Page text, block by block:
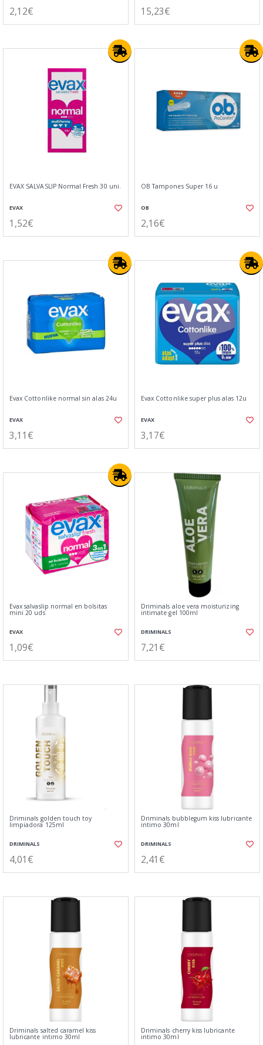
2,12€ 15,23€
EVAX SALVASLIP Normal Fresh 30 uni.
EVAX
1,52€
OB Tampones Super 16 u
OB
2,16€
Evax Cottonlike normal sin alas 24u
EVAX
3,11€
Evax Cottonlike super plus alas 12u
EVAX
3,17€
Evax salvaslip normal en bolsitas
mini 20 uds
EVAX
1,09€
Driminals aloe vera moisturizing
intimate gel 100ml
DRIMINALS
7,21€
Driminals golden touch toy
limpiadora 125ml
DRIMINALS
4,01€
Driminals bubblegum kiss lubricante
intimo 30ml
DRIMINALS
2,41€
Driminals salted caramel kiss
lubricante intimo 30ml
Driminals cherry kiss lubricante
intimo 30ml